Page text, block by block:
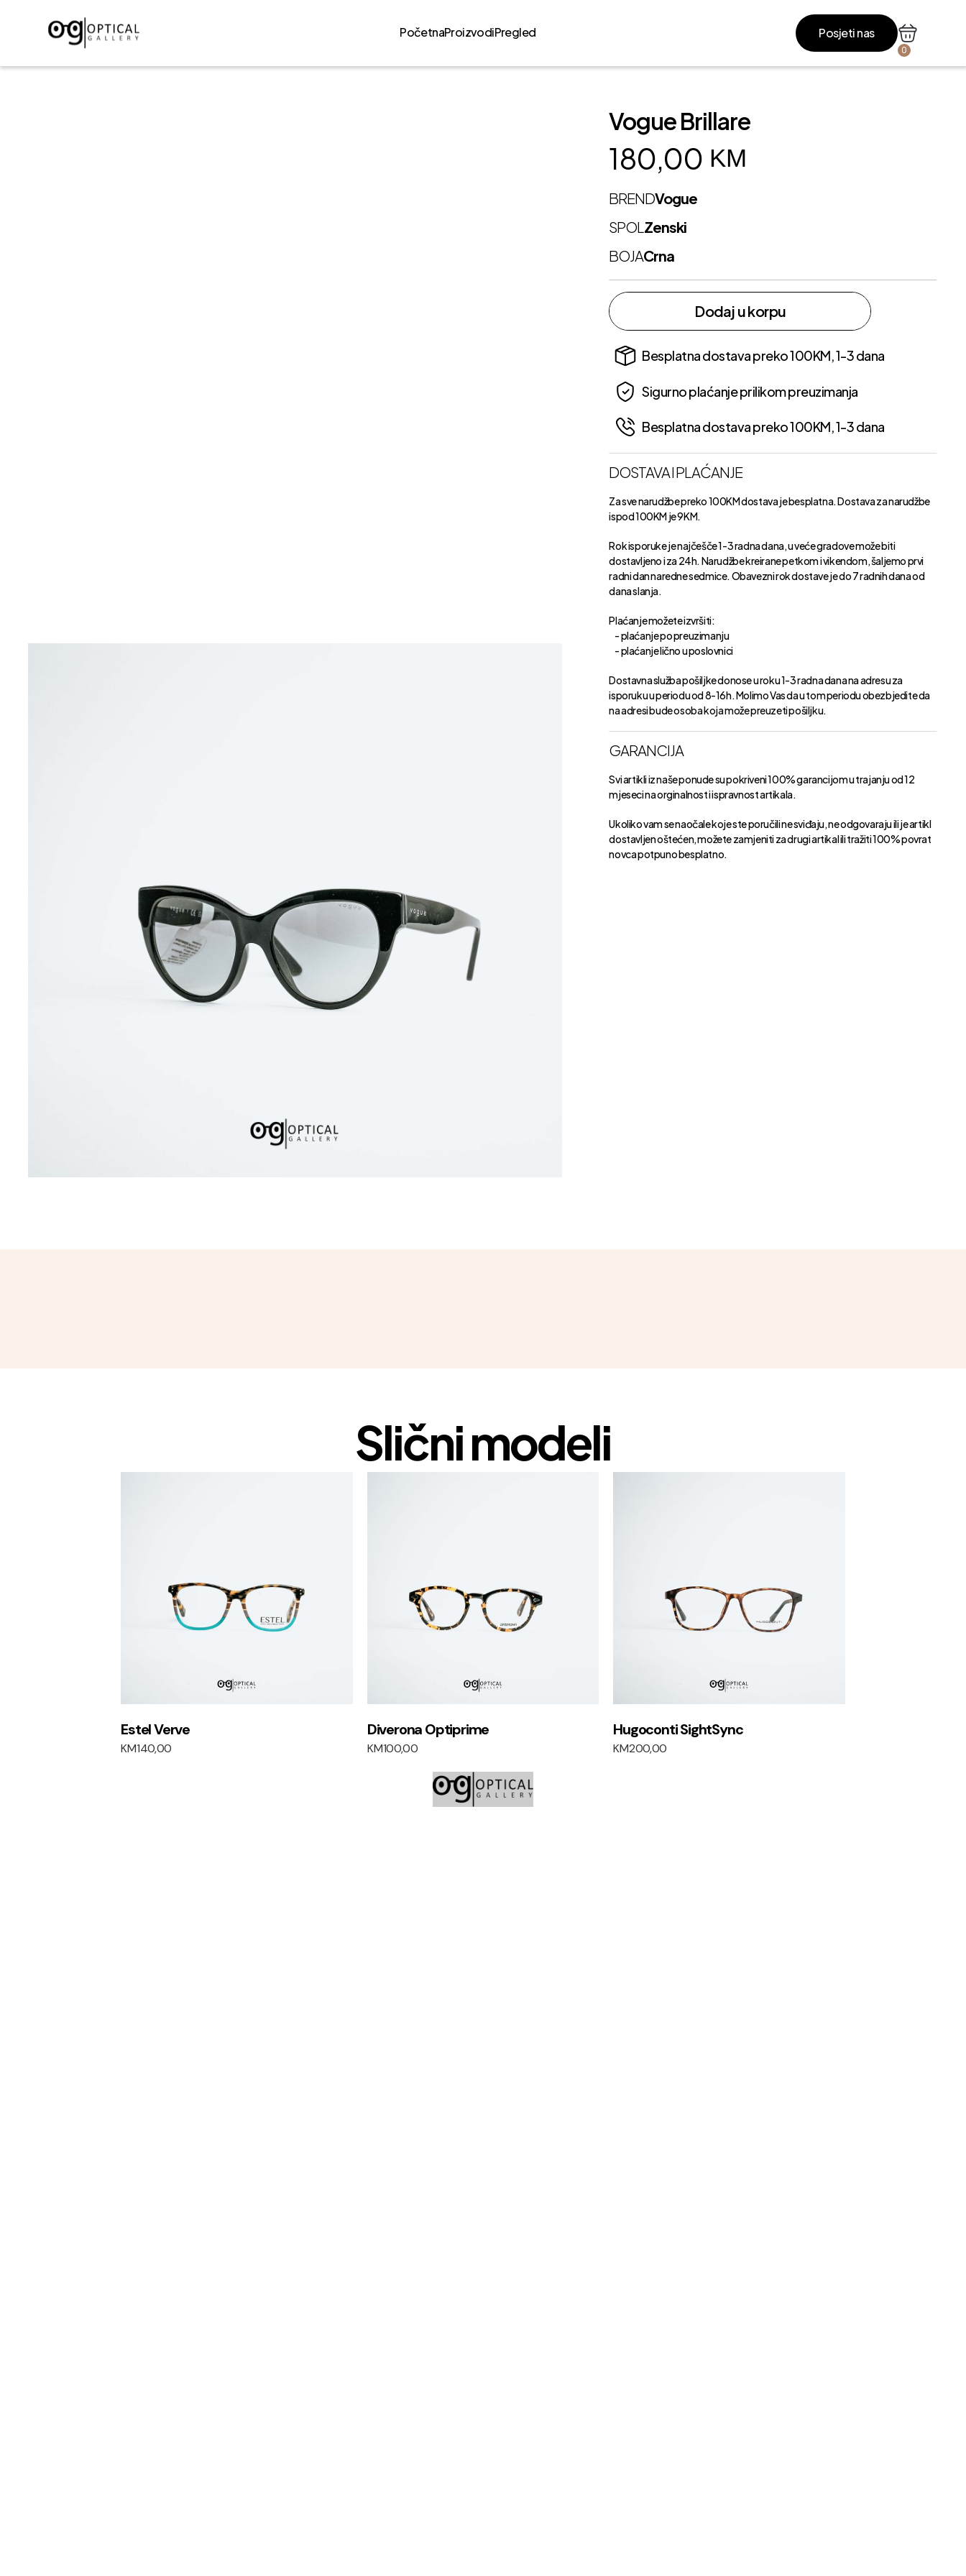
PočetnaProizvodiPregled Posjeti nas
0
Vogue Brillare
180,00 KM
BRENDVogue
SPOLZenski
BOJACrna
Dodaj u korpu
Besplatna dostava preko 100KM, 1-3 dana
Sigurno plaćanje prilikom preuzimanja
Besplatna dostava preko 100KM, 1-3 dana
DOSTAVA I PLAĆANJE
Za sve narudžbe preko 100KM dostava je besplatna. Dostava za narudžbe
ispod 100KM je 9KM.
Rok isporuke je najčešče 1-3 radna dana, u veće gradove može biti
dostavljeno i za 24h. Narudžbe kreirane petkom i vikendom, šaljemo prvi
radni dan naredne sedmice. Obavezni rok dostave je do 7 radnih dana od
dana slanja.
Plaćanje možete izvršiti:
- plaćanje po preuzimanju
- plaćanje lično u poslovnici
Dostavna služba pošiljke donose u roku 1-3 radna dana na adresu za
isporuku u periodu od 8-16h. Molimo Vas da u tom periodu obezbjedite da
na adresi bude osoba koja može preuzeti pošiljku.
GARANCIJA
Svi artikli iz naše ponude su pokriveni 100% garancijom u trajanju od 12
mjeseci na orginalnost i ispravnost artikala.
Ukoliko vam se naočale koje ste poručili ne sviđaju, ne odgovaraju ili je artikl
dostavljen oštećen, možete zamjeniti za drugi artikal ili tražiti 100% povrat
novca potpuno besplatno.
Slični modeli
Estel Verve
KM140,00
Diverona Optiprime
KM100,00
Hugoconti SightSync
KM200,00